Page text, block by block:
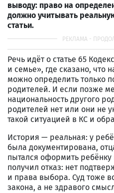
выводу: право на
должно учитывать
статьи.
Речь идёт о статье 65
и семье», где сказано, что
можно определить только
родителей. И если позже
национальность другого
родителей нет или они не
такой ситуацией в КС и
История — реальная: у
была документирована,
пытался оформить ребёнку
получил отказ: нет
и права выбора. Суд тоже
закона, а не здравого